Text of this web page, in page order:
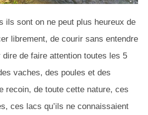
ils sont on ne peut plus heureux de
librement, de courir sans entendre
dire de faire attention toutes les 5
vaches, des poules et des
recoin, de toute cette nature, ces
ces lacs qu’ils ne connaissaient